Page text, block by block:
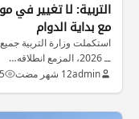
التربية: لا تغيير في
مع بداية الدوام
ــ 2026، المزمع انطلاقه…
admin12 شهر مضت